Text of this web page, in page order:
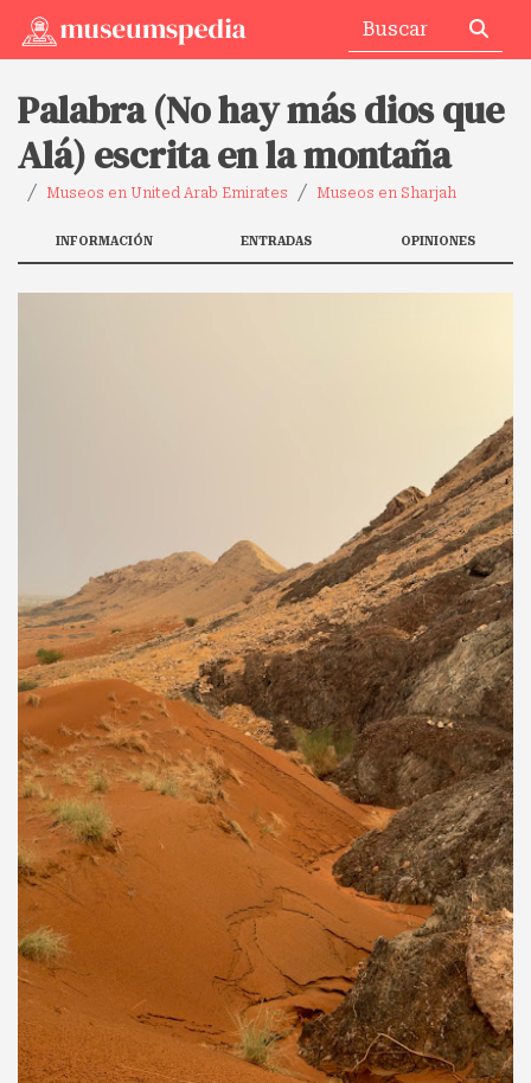
Palabra (No hay más dios que
Alá) escrita en la montaña
Museos en United Arab Emirates Museos en Sharjah
INFORMACIÓN ENTRADAS OPINIONES